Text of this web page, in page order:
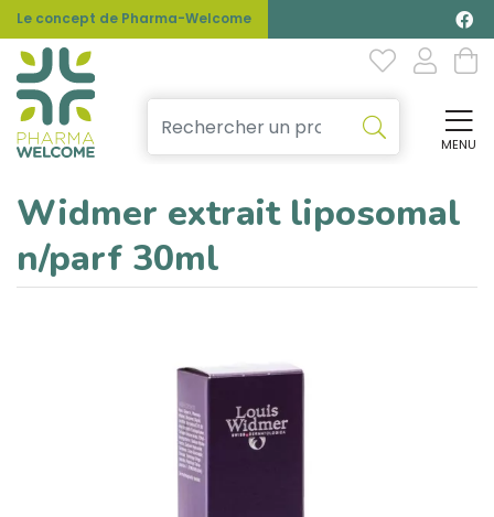
Le concept de Pharma-Welcome
MENU
Widmer extrait liposomal
n/parf 30ml